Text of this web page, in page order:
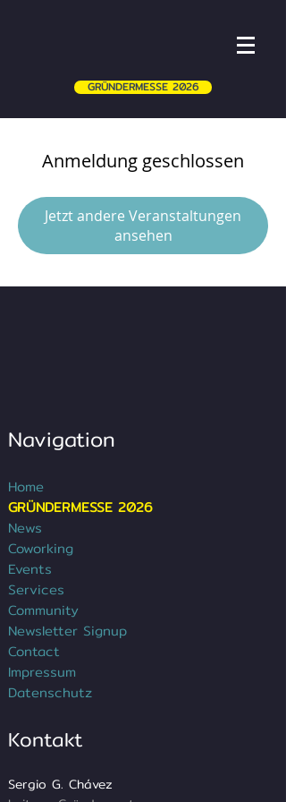
GRÜNDERMESSE 2026
Anmeldung geschlossen
Jetzt andere Veranstaltungen
ansehen
Navigation
Home
GRÜNDERMESSE 2026
News
Coworking
Events
Services
Community
Newsletter Signup
Contact
Impressum
Datenschutz
Kontakt
Sergio G. Chávez